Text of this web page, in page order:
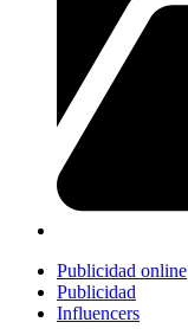
Publicidad online
Publicidad
Influencers